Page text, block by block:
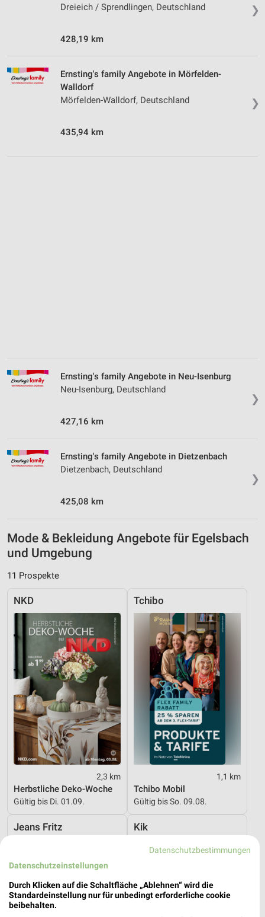
❯
Dreieich / Sprendlingen, Deutschland
428,19 km
❯
Ernsting's family Angebote in Mörfelden-
Walldorf
Mörfelden-Walldorf, Deutschland
435,94 km
❯
Ernsting's family Angebote in Neu-Isenburg
Neu-Isenburg, Deutschland
427,16 km
❯
Ernsting's family Angebote in Dietzenbach
Dietzenbach, Deutschland
425,08 km
Mode & Bekleidung Angebote für Egelsbach
und Umgebung
11 Prospekte
NKD
2,3 km
Herbstliche Deko-Woche
Gültig bis Di. 01.09.
Tchibo
1,1 km
Tchibo Mobil
Gültig bis So. 09.08.
Jeans Fritz Kik
Datenschutzbestimmungen
Datenschutzeinstellungen
Durch Klicken auf die Schaltfläche „Ablehnen“ wird die
Standardeinstellung nur für unbedingt erforderliche cookie
beibehalten.